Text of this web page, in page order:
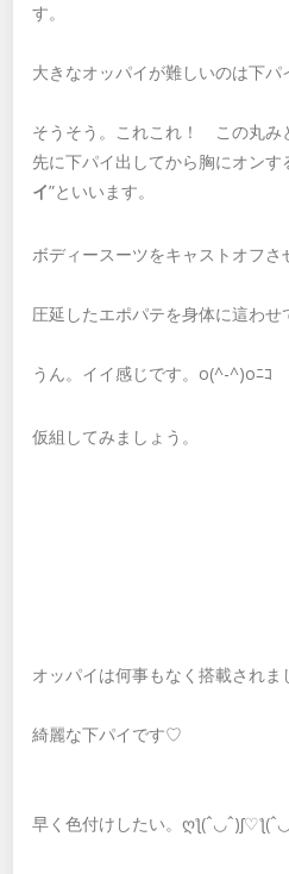
す。
大きなオッパイが難しいのは下パ
そうそう。これこれ！ この丸み
先に下パイ出してから胸にオンす
イ”といいます。
ボディースーツをキャストオフさ
圧延したエポパテを身体に這わせ
うん。イイ感じです。o(^-^)oﾆｺ
仮組してみましょう。
オッパイは何事もなく搭載されま
綺麗な下パイです♡
早く色付けしたい。